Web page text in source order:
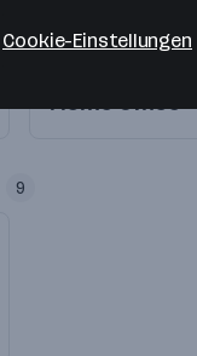
Home Office
9
Cookie-Einstellungen